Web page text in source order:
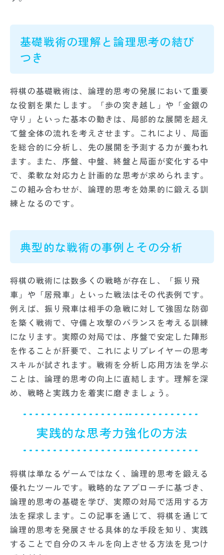
基礎戦術の理解と論理思考の結び
つき
将棋の基礎戦術は、論理的思考の発展において重要
な役割を果たします。「歩の突き越し」や「金銀の
守り」といった基本の動きは、局部的な展開を超え
て盤全体の流れを考えさせます。これにより、局面
を総合的に分析し、先の展開を予測する力が養われ
ます。また、序盤、中盤、終盤と局面が変化する中
で、柔軟な対応力と計画的な思考が求められます。
この組み合わせが、論理的思考を効果的に鍛える訓
練となるのです。
典型的な戦術の事例とその分析
将棋の戦術には数多くの戦略が存在し、「振り飛
車」や「居飛車」といった戦法はその代表例です。
例えば、振り飛車は相手の急戦に対して強固な防御
を築く戦術で、守備と攻撃のバランスを考える訓練
になります。実際の対局では、序盤で安定した陣形
を作ることが肝要で、これによりプレイヤーの思考
スキルが試されます。戦術を分析し応用方法を学ぶ
ことは、論理的思考の向上に直結します。理解を深
め、戦略と実践力を着実に磨きましょう。
実践的な思考力強化の方法
将棋は単なるゲームではなく、論理的思考を鍛える
優れたツールです。戦略的なアプローチに基づき、
論理的思考の基礎を学び、実際の対局で活用する方
法を探求します。この記事を通じて、将棋を通じて
論理的思考を発展させる具体的な手段を知り、実践
することで自分のスキルを向上させる方法を見つけ